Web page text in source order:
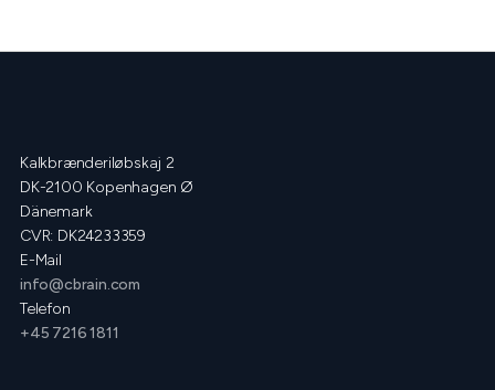
Kalkbrænderiløbskaj 2
DK-2100 Kopenhagen Ø
Dänemark
CVR: DK24233359
E-Mail
info@cbrain.com
Telefon
+45 7216 1811